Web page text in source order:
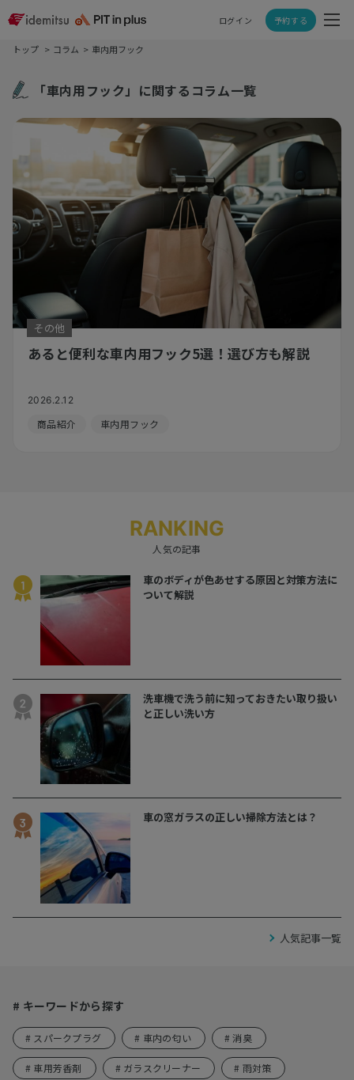
ログイン 予約する
トップ コラム 車内用フック
「車内用フック」に関するコラム一覧
その他
あると便利な車内用フック5選！選び方も解説
2026.2.12
商品紹介 車内用フック
RANKING
人気の記事
車のボディが色あせする原因と対策方法に
ついて解説
洗車機で洗う前に知っておきたい取り扱い
と正しい洗い方
車の窓ガラスの正しい掃除方法とは？
人気記事一覧
# キーワードから探す
# スパークプラグ # 車内の匂い # 消臭
# 車用芳香剤 # ガラスクリーナー # 雨対策